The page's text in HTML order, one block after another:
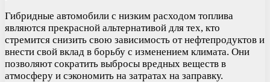
Гибридные автомобили с низким расходом топлива
являются прекрасной альтернативой для тех, кто
стремится снизить свою зависимость от нефтепродуктов и
внести свой вклад в борьбу с изменением климата. Они
позволяют сократить выбросы вредных веществ в
атмосферу и сэкономить на затратах на заправку.